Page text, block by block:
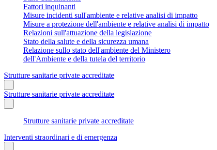
Fattori inquinanti
Misure incidenti sull'ambiente e relative analisi di impatto
Misure a protezione dell'ambiente e relative analisi di impatto
Relazioni sull'attuazione della legislazione
Stato della salute e della sicurezza umana
Relazione sullo stato dell'ambiente del Ministero
dell'Ambiente e della tutela del territorio
Strutture sanitarie private accreditate
Strutture sanitarie private accreditate
Strutture sanitarie private accreditate
Interventi straordinari e di emergenza